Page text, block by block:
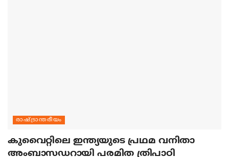
രാഷ്ട്രാന്തരീയം
കുവൈറ്റിലെ ഇന്ത്യയുടെ പ്രഥമ വനിതാ
അംബാസഡറായി പരമിത ത്രിപാഠി